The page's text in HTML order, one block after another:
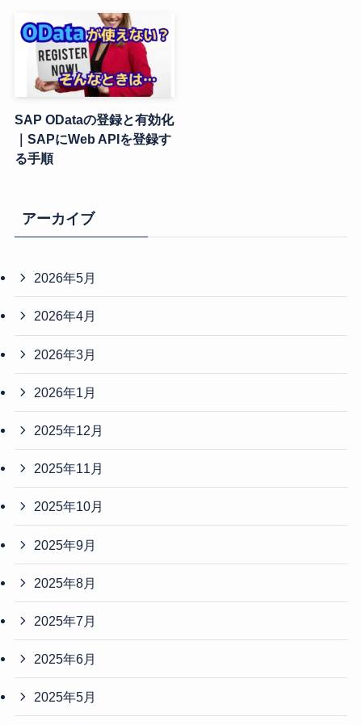
SAP ODataの登録と有効化
｜SAPにWeb APIを登録す
る手順
アーカイブ
2026年5月
2026年4月
2026年3月
2026年1月
2025年12月
2025年11月
2025年10月
2025年9月
2025年8月
2025年7月
2025年6月
2025年5月